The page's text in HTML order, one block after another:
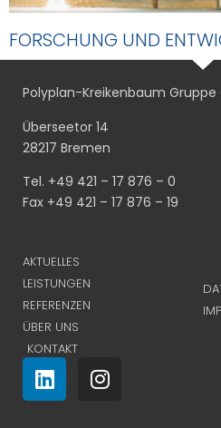
FORSCHUNG UND
Polyplan-Kreikenbaum Gruppe
Überseetor 14
28217 Bremen
Tel. +49 421 – 17 876 – 0
Fax +49 421 – 17 876 – 19
AKTUELLES
LEISTUNGEN
REFERENZEN
ÜBER UNS
KONTAKT